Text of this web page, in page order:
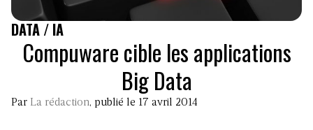
DATA / IA
Compuware cible les applications
Big Data
Par La rédaction, publié le 17 avril 2014